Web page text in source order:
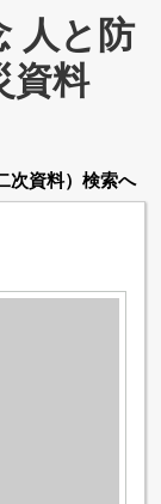
人と防
資料
次資料） 検索へ